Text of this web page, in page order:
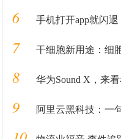
6 手机打开app就闪
7 干细胞新用途：细
8 华为Sound X，来
9 阿里云黑科技：一句话